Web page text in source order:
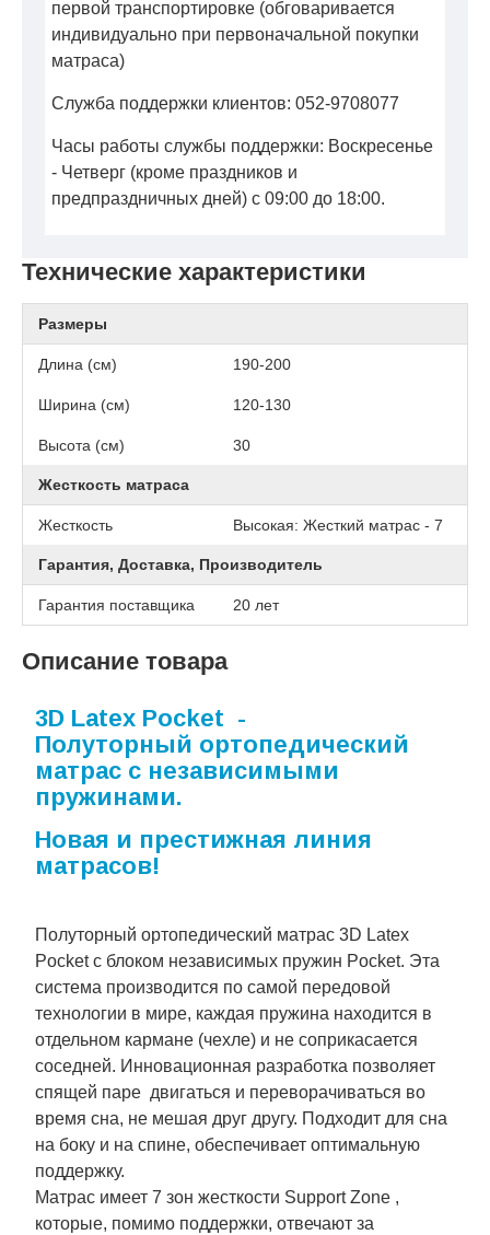
Технические характеристики
Размеры
Длина (см) 190-200
Ширина (см) 120-130
Высота (см) 30
Жесткость матраса
Жесткость Высокая: Жесткий матрас - 7
Гарантия, Доставка, Производитель
Гарантия поставщика 20 лет
Описание товара
3D Latex Pocket -
Полуторный ортопедический
матрас с независимыми
пружинами.
Новая и престижная линия
матрасов!
Полуторный ортопедический матрас 3D Latex
Pocket с блоком независимых пружин Pocket. Эта
система производится по самой передовой
технологии в мире, каждая пружина находится в
отдельном кармане (чехле) и не соприкасается
соседней. Инновационная разработка позволяет
спящей паре двигаться и переворачиваться во
время сна, не мешая друг другу. Подходит для сна
на боку и на спине, обеспечивает оптимальную
поддержку.
Матрас имеет 7 зон жесткости Support Zone ,
которые, помимо поддержки, отвечают за
первой транспортировке (обговаривается
индивидуально при первоначальной покупки
матраса)
Служба поддержки клиентов: 052-9708077
Часы работы службы поддержки: Воскресенье
- Четверг (кроме праздников и
предпраздничных дней) с 09:00 до 18:00.